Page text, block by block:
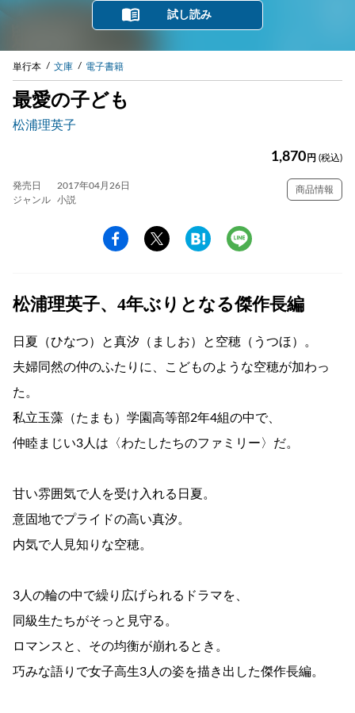
試し読み
単行本 文庫 電子書籍
最愛の子ども
松浦理英子
1,870 円 (税込)
発売日
2017年04月26日
ジャンル
小説
商品情報
松浦理英子、4年ぶりとなる傑作長編
日夏（ひなつ）と真汐（ましお）と空穂（うつほ）。
夫婦同然の仲のふたりに、こどものような空穂が加わっ
た。
私立玉藻（たまも）学園高等部2年4組の中で、
仲睦まじい3人は〈わたしたちのファミリー〉だ。
甘い雰囲気で人を受け入れる日夏。
意固地でプライドの高い真汐。
内気で人見知りな空穂。
3人の輪の中で繰り広げられるドラマを、
同級生たちがそっと見守る。
ロマンスと、その均衡が崩れるとき。
巧みな語りで女子高生3人の姿を描き出した傑作長編。